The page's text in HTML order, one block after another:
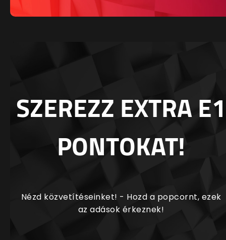
SZEREZZ EXTRA E1
PONTOKAT!
Nézd közvetítéseinket! - Hozd a popcornt, ezek
az adások érkeznek!